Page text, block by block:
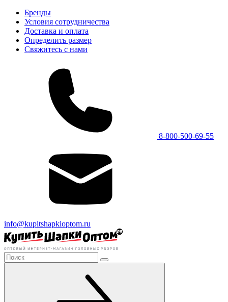
Бренды
Условия сотрудничества
Доставка и оплата
Определить размер
Свяжитесь с нами
8-800-500-69-55
info@kupitshapkioptom.ru